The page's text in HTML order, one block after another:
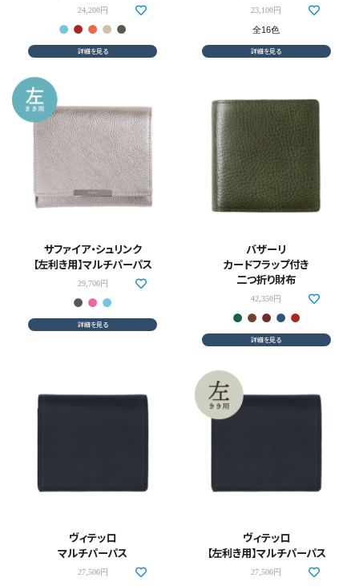
24,200円
詳細を見る
23,100円
全16色
詳細を見る
サファイア・シュリンク
【左利き用】マルチパーパス
29,700円
詳細を見る
バザーリ
カードフラップ付き
二つ折り財布
42,350円
詳細を見る
ヴィテッロ
マルチパーパス
27,500円
ヴィテッロ
【左利き用】マルチパーパス
27,500円